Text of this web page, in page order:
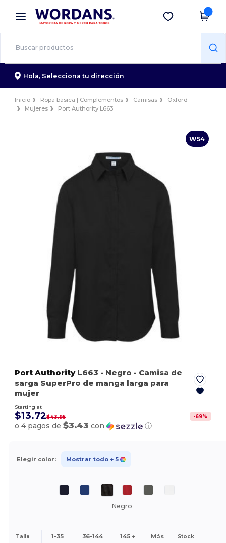
× App de Wordans
¡Mejores precios en app!
Descargar app
Hola, Selecciona tu dirección
Inicio Ropa básica | Complementos Camisas
Oxford
Mujeres
Port Authority L663
W54
Port AuthorityL663 - Negro - Camisa de
sarga SuperPro de manga larga para
mujer
Starting at
$13.72$43.95 -69%
o 4 pagos de$3.43 con ⓘ
Elegir color: Mostrar todo + 5
Negro
Talla 1-35 36-144 145 + Más Stock